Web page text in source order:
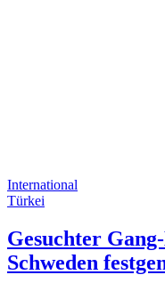
International
Türkei
Gesuchter
Schweden